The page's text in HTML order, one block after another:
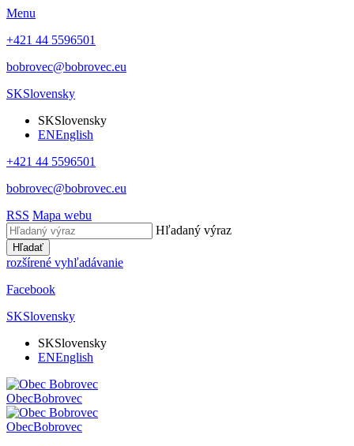
Menu
+421 44 5596501
bobrovec@bobrovec.eu
SKSlovensky
SKSlovensky
ENEnglish
+421 44 5596501
bobrovec@bobrovec.eu
RSS Mapa webu
Hľadaný výraz
Hľadať
rozšírené vyhľadávanie
Facebook
SKSlovensky
SKSlovensky
ENEnglish
ObecBobrovec
ObecBobrovec